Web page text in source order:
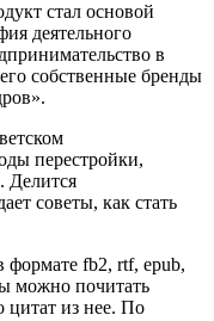
стал основой
деятельного
в
собственные бренды
перестройки,
Делится
советы, как стать
fb2, rtf, epub,
можно почитать
цитат из нее. По